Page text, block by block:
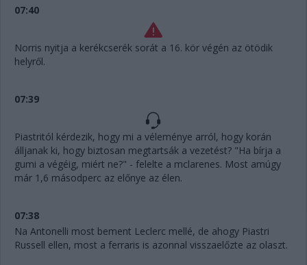
07:40
Norris nyitja a kerékcserék sorát a 16. kör végén az ötödik
helyről.
07:39
Piastritól kérdezik, hogy mi a véleménye arról, hogy korán
álljanak ki, hogy biztosan megtartsák a vezetést? "Ha bírja a
gumi a végéig, miért ne?" - felelte a mclarenes. Most amúgy
már 1,6 másodperc az előnye az élen.
07:38
Na Antonelli most bement Leclerc mellé, de ahogy Piastri
Russell ellen, most a ferraris is azonnal visszaelőzte az olaszt.